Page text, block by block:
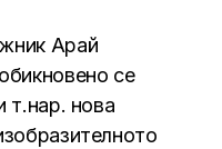
Арай
се
т.нар. нова